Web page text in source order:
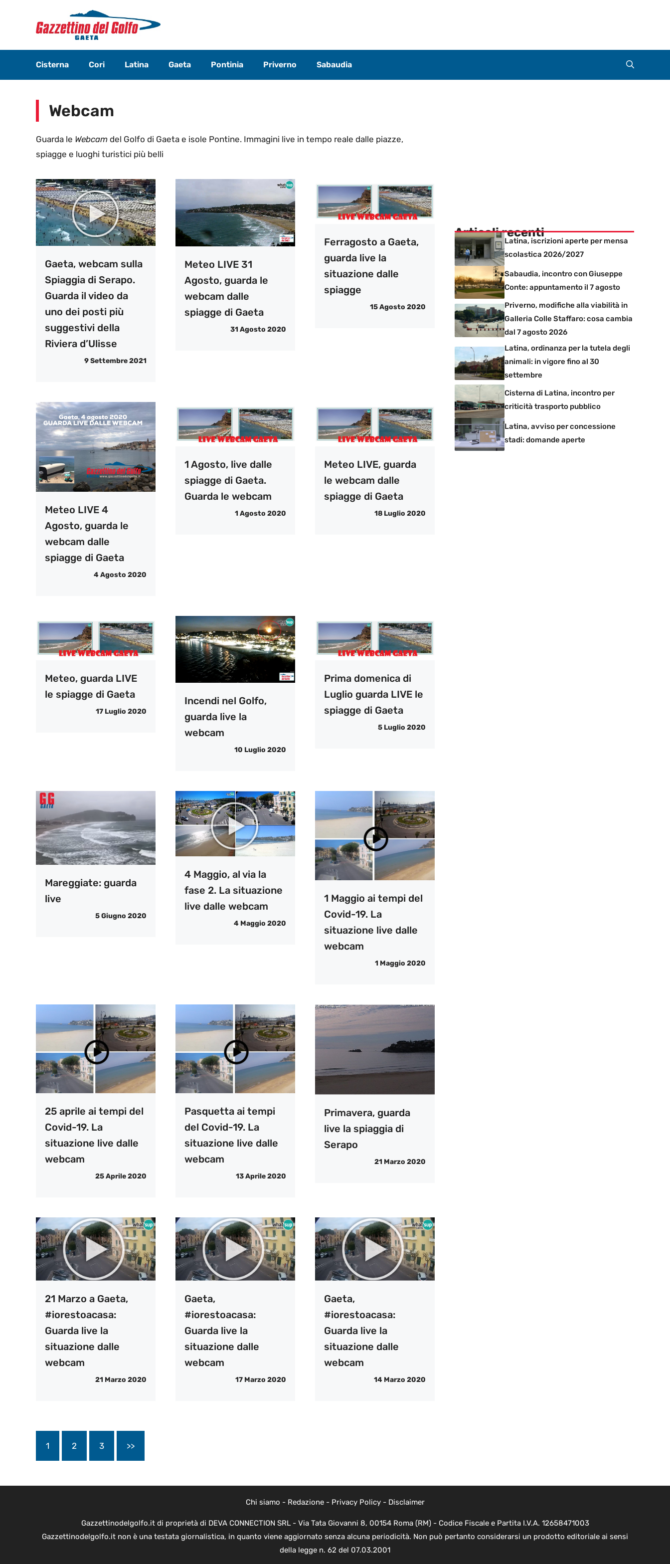
contenuto
Cisterna Cori Latina Gaeta Pontinia Priverno Sabaudia
Webcam
Guarda le Webcam del Golfo di Gaeta e isole Pontine. Immagini live in tempo reale dalle piazze,
spiagge e luoghi turistici più belli
Gaeta, webcam sulla
Spiaggia di Serapo.
Guarda il video da
uno dei posti più
suggestivi della
Riviera d’Ulisse
9 Settembre 2021
Meteo LIVE 31
Agosto, guarda le
webcam dalle
spiagge di Gaeta
31 Agosto 2020
Ferragosto a Gaeta,
guarda live la
situazione dalle
spiagge
15 Agosto 2020
Meteo LIVE 4
Agosto, guarda le
webcam dalle
spiagge di Gaeta
4 Agosto 2020
1 Agosto, live dalle
spiagge di Gaeta.
Guarda le webcam
1 Agosto 2020
Meteo LIVE, guarda
le webcam dalle
spiagge di Gaeta
18 Luglio 2020
Meteo, guarda LIVE
le spiagge di Gaeta
17 Luglio 2020
Incendi nel Golfo,
guarda live la
webcam
10 Luglio 2020
Prima domenica di
Luglio guarda LIVE le
spiagge di Gaeta
5 Luglio 2020
Mareggiate: guarda
live
5 Giugno 2020
4 Maggio, al via la
fase 2. La situazione
live dalle webcam
4 Maggio 2020
1 Maggio ai tempi del
Covid-19. La
situazione live dalle
webcam
1 Maggio 2020
25 aprile ai tempi del
Covid-19. La
situazione live dalle
webcam
25 Aprile 2020
Pasquetta ai tempi
del Covid-19. La
situazione live dalle
webcam
13 Aprile 2020
Primavera, guarda
live la spiaggia di
Serapo
21 Marzo 2020
21 Marzo a Gaeta,
#iorestoacasa:
Guarda live la
situazione dalle
webcam
21 Marzo 2020
Gaeta,
#iorestoacasa:
Guarda live la
situazione dalle
webcam
17 Marzo 2020
Gaeta,
#iorestoacasa:
Guarda live la
situazione dalle
webcam
14 Marzo 2020
1 2 3 >>
Articoli recenti
Latina, iscrizioni aperte per mensa
scolastica 2026/2027
Sabaudia, incontro con Giuseppe
Conte: appuntamento il 7 agosto
Priverno, modifiche alla viabilità in
Galleria Colle Staffaro: cosa cambia
dal 7 agosto 2026
Latina, ordinanza per la tutela degli
animali: in vigore fino al 30
settembre
Cisterna di Latina, incontro per
criticità trasporto pubblico
Latina, avviso per concessione
stadi: domande aperte
Chi siamo - Redazione- Privacy Policy- Disclaimer
Gazzettinodelgolfo.it di proprietà di DEVA CONNECTION SRL - Via Tata Giovanni 8, 00154 Roma (RM) - Codice Fiscale e Partita I.V.A. 12658471003
Gazzettinodelgolfo.it non è una testata giornalistica, in quanto viene aggiornato senza alcuna periodicità. Non può pertanto considerarsi un prodotto editoriale ai sensi
della legge n. 62 del 07.03.2001